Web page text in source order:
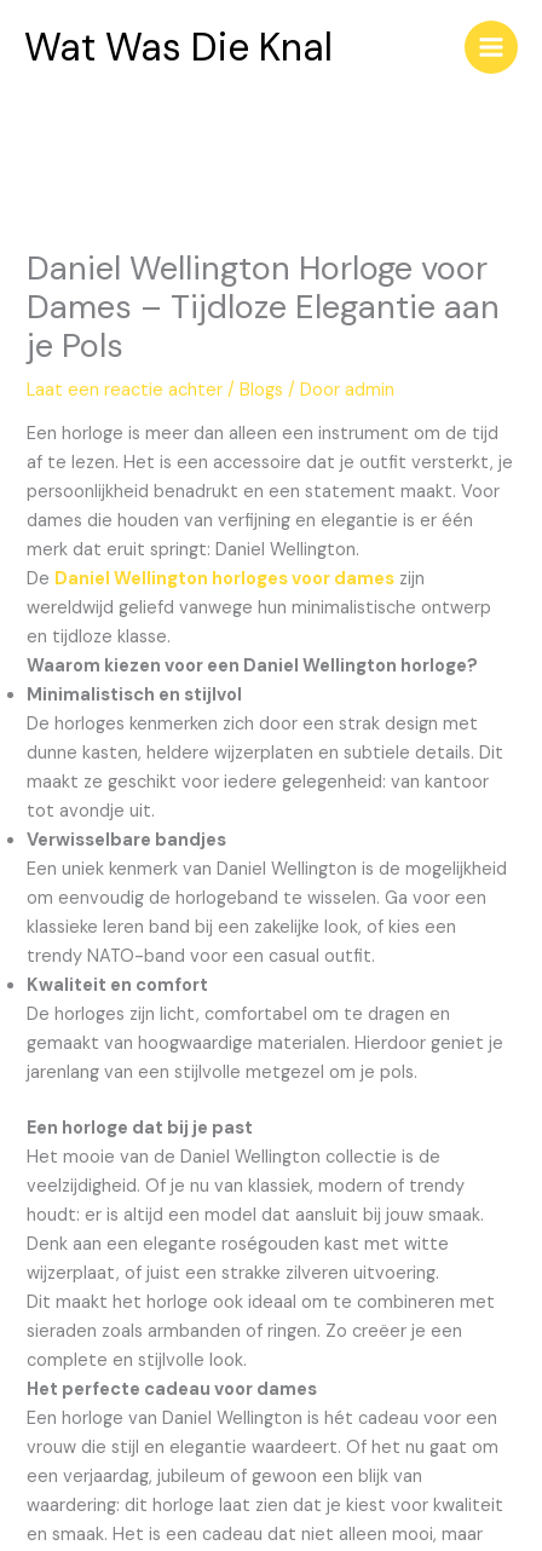
naarWat Was Die Knal
Daniel Wellington Horloge voor
Dames – Tijdloze Elegantie aan
je Pols
Laat een reactie achter /Blogs / Dooradmin
Een horloge is meer dan alleen een instrument om de tijd
af te lezen. Het is een accessoire dat je outfit versterkt, je
persoonlijkheid benadrukt en een statement maakt. Voor
dames die houden van verfijning en elegantie is er één
merk dat eruit springt: Daniel Wellington.
De Daniel Wellington horloges voor dames zijn
wereldwijd geliefd vanwege hun minimalistische ontwerp
en tijdloze klasse.
Waarom kiezen voor een Daniel Wellington horloge?
Minimalistisch en stijlvol
De horloges kenmerken zich door een strak design met
dunne kasten, heldere wijzerplaten en subtiele details. Dit
maakt ze geschikt voor iedere gelegenheid: van kantoor
tot avondje uit.
Verwisselbare bandjes
Een uniek kenmerk van Daniel Wellington is de mogelijkheid
om eenvoudig de horlogeband te wisselen. Ga voor een
klassieke leren band bij een zakelijke look, of kies een
trendy NATO-band voor een casual outfit.
Kwaliteit en comfort
De horloges zijn licht, comfortabel om te dragen en
gemaakt van hoogwaardige materialen. Hierdoor geniet je
jarenlang van een stijlvolle metgezel om je pols.
Een horloge dat bij je past
Het mooie van de Daniel Wellington collectie is de
veelzijdigheid. Of je nu van klassiek, modern of trendy
houdt: er is altijd een model dat aansluit bij jouw smaak.
Denk aan een elegante roségouden kast met witte
wijzerplaat, of juist een strakke zilveren uitvoering.
Dit maakt het horloge ook ideaal om te combineren met
sieraden zoals armbanden of ringen. Zo creëer je een
complete en stijlvolle look.
Het perfecte cadeau voor dames
Een horloge van Daniel Wellington is hét cadeau voor een
vrouw die stijl en elegantie waardeert. Of het nu gaat om
een verjaardag, jubileum of gewoon een blijk van
waardering: dit horloge laat zien dat je kiest voor kwaliteit
en smaak. Het is een cadeau dat niet alleen mooi, maar